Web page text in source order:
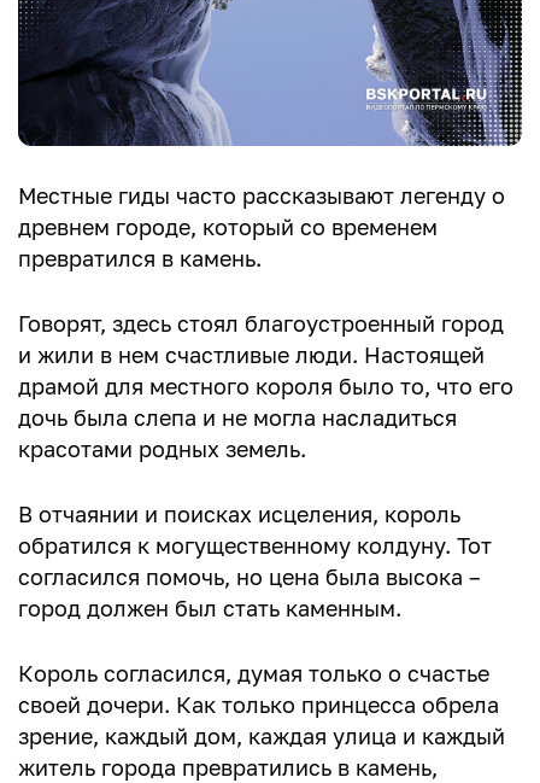
Местные гиды часто рассказывают легенду о
древнем городе, который со временем
превратился в камень.
Говорят, здесь стоял благоустроенный город
и жили в нем счастливые люди. Настоящей
драмой для местного короля было то, что его
дочь была слепа и не могла насладиться
красотами родных земель.
В отчаянии и поисках исцеления, король
обратился к могущественному колдуну. Тот
согласился помочь, но цена была высока –
город должен был стать каменным.
Король согласился, думая только о счастье
своей дочери. Как только принцесса обрела
зрение, каждый дом, каждая улица и каждый
житель города превратились в камень,